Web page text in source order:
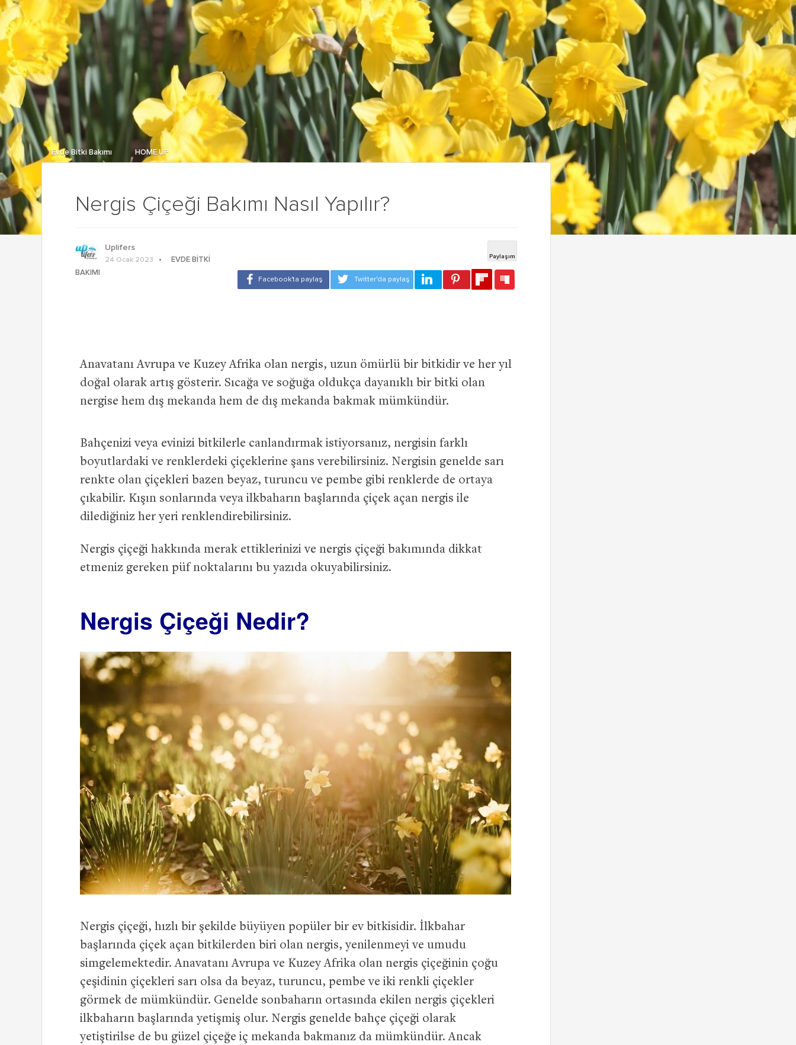
Nergis Çiçeği Bakımı Nasıl Yapılır?
Evde Bitki Bakımı HOME UP
Uplifers
24 Ocak 2023
EVDE BITKI
BAKIMI
Anavatanı Avrupa ve Kuzey Afrika olan nergis, uzun ömürlü bir bitkidir ve her yıl
doğal olarak artış gösterir. Sıcağa ve soğuğa oldukça dayanıklı bir bitki olan
nergise hem dış mekanda hem de dış mekanda bakmak mümkündür.
Bahçenizi veya evinizi bitkilerle canlandırmak istiyorsanız, nergisin farklı
boyutlardaki ve renklerdeki çiçeklerine şans verebilirsiniz. Nergisin genelde sarı
renkte olan çiçekleri bazen beyaz, turuncu ve pembe gibi renklerde de ortaya
çıkabilir. Kışın sonlarında veya ilkbaharın başlarında çiçek açan nergis ile
dilediğiniz her yeri renklendirebilirsiniz.
Nergis çiçeği hakkında merak ettiklerinizi ve nergis çiçeği bakımında dikkat
etmeniz gereken püf noktalarını bu yazıda okuyabilirsiniz.
Nergis Çiçeği Nedir?
Nergis çiçeği, hızlı bir şekilde büyüyen popüler bir ev bitkisidir. İlkbahar
başlarında çiçek açan bitkilerden biri olan nergis, yenilenmeyi ve umudu
simgelemektedir. Anavatanı Avrupa ve Kuzey Afrika olan nergis çiçeğinin çoğu
çeşidinin çiçekleri sarı olsa da beyaz, turuncu, pembe ve iki renkli çiçekler
görmek de mümkündür. Genelde sonbaharın ortasında ekilen nergis çiçekleri
ilkbaharın başlarında yetişmiş olur. Nergis genelde bahçe çiçeği olarak
yetiştirilse de bu güzel çiçeğe iç mekanda bakmanız da mümkündür. Ancak